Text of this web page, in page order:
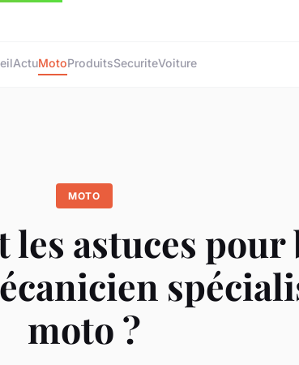
ActuMotoProduitsSecuriteVoiture
MOTO
les astuces pour
moto ?